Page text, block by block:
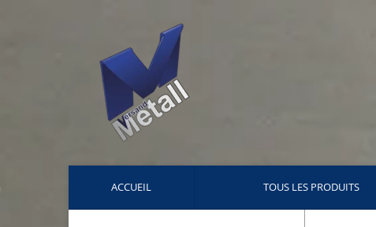
ACCUEIL TOUS LES PRODUITS